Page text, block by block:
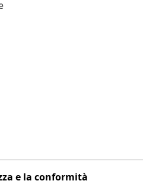
e la conformità